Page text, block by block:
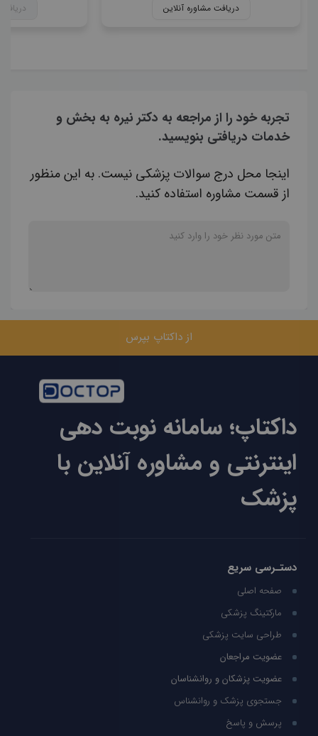
دریافت مشاوره آنلاین
تجربه خود را از مراجعه به دکتر نیره به بخش و
خدمات دریافتی بنویسید.
اینجا محل درج سوالات پزشکی نیست. به این منظور
از قسمت مشاوره استفاده کنید.
از داکتاپ بپرس
داکتاپ؛ سامانه نوبت دهی
اینترنتی و مشاوره آنلاین با
پزشک
دستـرسی سریع
صفحه اصلی
مارکتینگ پزشکی
طراحی سایت پزشکی
عضویت مراجعان
عضویت پزشکان و روانشناسان
جستجوی پزشک و روانشناس
پرسش و پاسخ